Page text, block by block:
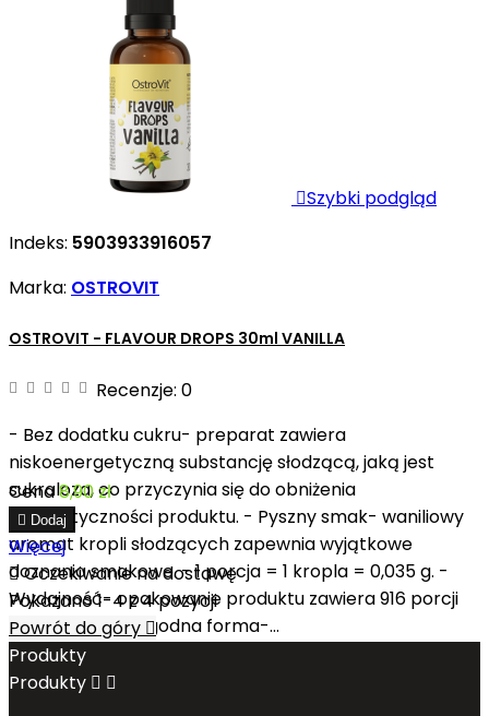
Szybki podgląd
Indeks: 5903933916057
Marka: OSTROVIT
OSTROVIT - FLAVOUR DROPS 30ml VANILLA
Recenzje: 0
- Bez dodatku cukru- preparat zawiera
niskoenergetyczną substancję słodzącą, jaką jest
sukraloza, co przyczynia się do obniżenia
energetyczności produktu. - Pyszny smak- waniliowy
aromat kropli słodzących zapewnia wyjątkowe
doznania smakowe. - 1 porcja = 1 kropla = 0,035 g. -
Wydajność- opakowanie produktu zawiera 916 porcji
preparatu. - Wygodna forma-...
Cena8,90 zł
 Dodaj
Więcej
Oczekiwanie na dostawę
Pokazano 1-4 z 4 pozycji
Powrót do góry 
Produkty
Produkty  